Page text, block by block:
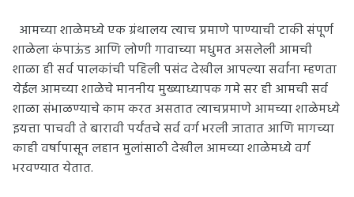
आमच्या शाळेमध्ये एक ग्रंथालय त्याच प्रमाणे पाण्याची टाकी संपूर्ण
शाळेला कंपाऊंड आणि लोणी गावाच्या मधुमत असलेली आमची
शाळा ही सर्व पालकांची पहिली पसंद देखील आपल्या सर्वांना म्हणता
येईल आमच्या शाळेचे माननीय मुख्याध्यापक गमे सर ही आमची सर्व
शाळा संभाळण्याचे काम करत असतात त्याचप्रमाणे आमच्या शाळेमध्ये
इयत्ता पाचवी ते बारावी पर्यंतचे सर्व वर्ग भरली जातात आणि मागच्या
काही वर्षापासून लहान मुलांसाठी देखील आमच्या शाळेमध्ये वर्ग
भरवण्यात येतात.